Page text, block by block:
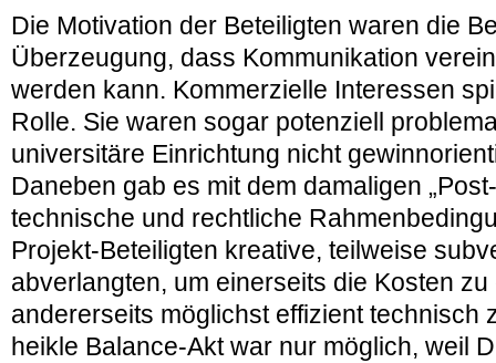
Die Motivation der Beteiligten waren die
Überzeugung, dass Kommunikation
werden kann. Kommerzielle Interessen
Rolle. Sie waren sogar potenziell
universitäre Einrichtung nicht
Daneben gab es mit dem damaligen
technische und rechtliche
Projekt-Beteiligten kreative, teilweise
abverlangten, um einerseits die Kosten
andererseits möglichst effizient technisch
heikle Balance-Akt war nur möglich, weil